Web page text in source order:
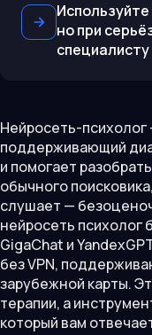
но при
специалисту
Нейросеть-
поддерживающий
и помогает
обычного
слушает —
нейросеть психолог
GigaChat и
без VPN,
зарубежной карты.
терапии, а
который вам